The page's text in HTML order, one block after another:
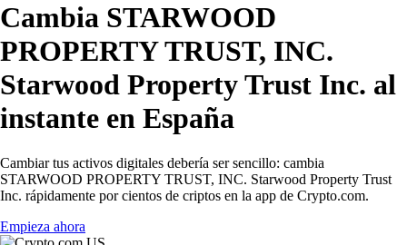
Cambia STARWOOD
PROPERTY TRUST, INC.
Starwood Property Trust Inc. al
instante en España
Cambiar tus activos digitales debería ser sencillo: cambia
STARWOOD PROPERTY TRUST, INC. Starwood Property Trust
Inc. rápidamente por cientos de criptos en la app de Crypto.com.
Empieza ahora